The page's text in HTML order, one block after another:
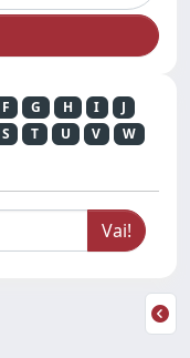
F G H I
J
S T U V
W